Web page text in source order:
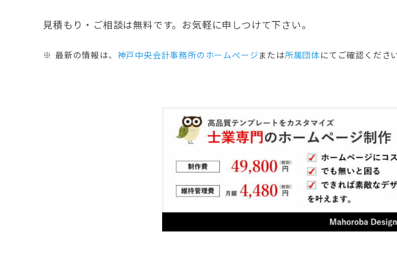
見積もり・ご相談は無料です。お気軽に申しつけて下さい。
最新の情報は、 神戸中央会計事務所のホームぺージまたは所属団体にてご確認ください